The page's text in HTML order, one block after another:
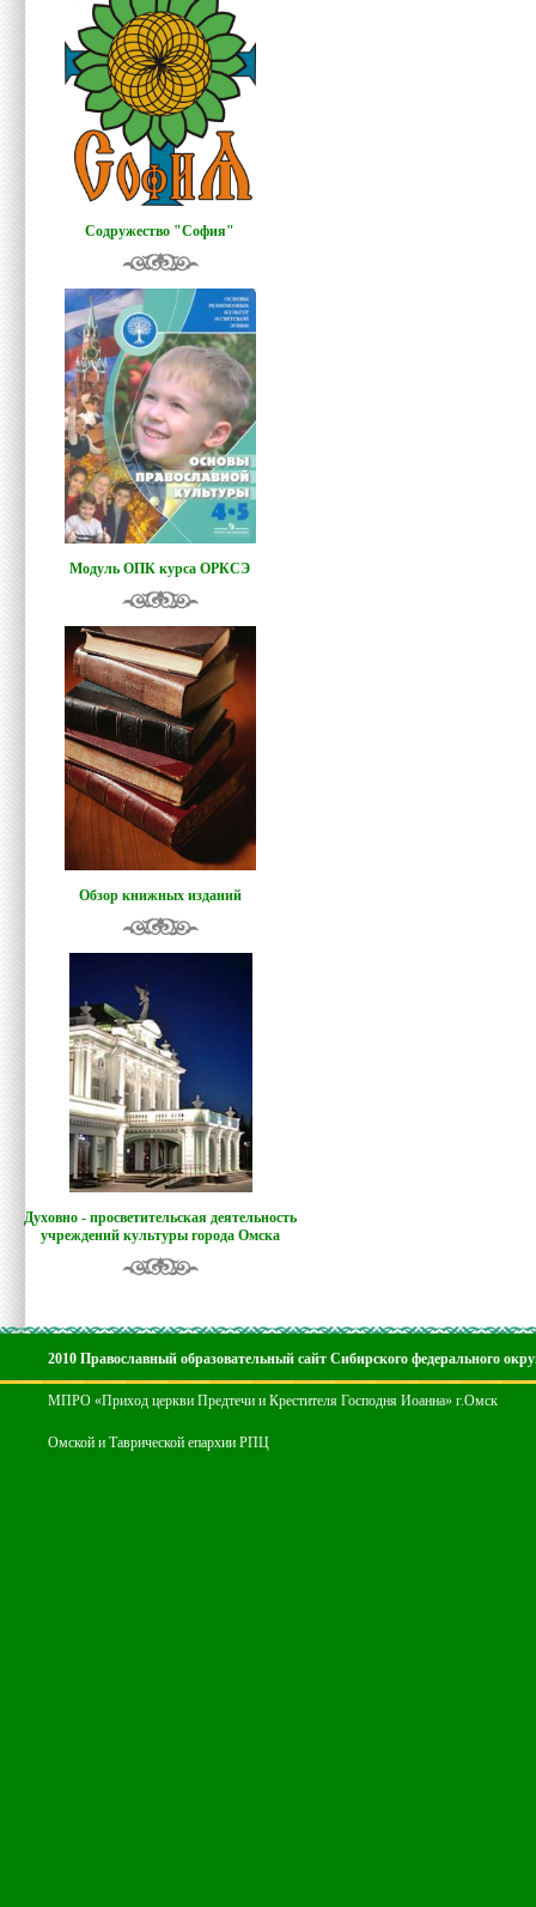
Содружество "София"
Модуль ОПК курса ОРКСЭ
Обзор книжных изданий
Духовно - просветительская деятельность
учреждений культуры города Омска
2010 Православный образовательный сайт Сибирского федерального
МПРО «Приход церкви Предтечи и Крестителя Господня Иоанна» г.Омск
Омской и Таврической епархии РПЦ